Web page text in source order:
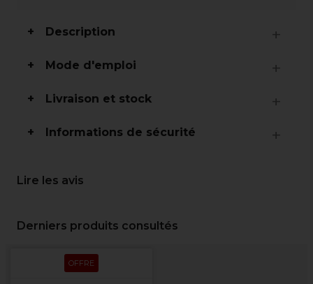
Description
Mode d'emploi
Livraison et stock
Informations de sécurité
Lire les avis
Derniers produits consultés
OFFRE